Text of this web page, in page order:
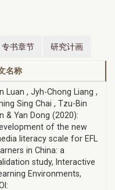
书章节 研究计画
名称
Luan , Jyh-Chong Liang ,
Sing Chai , Tzu-Bin
& Yan Dong (2020):
of the new
literacy scale for EFL
in China: a
study, Interactive
Environments,